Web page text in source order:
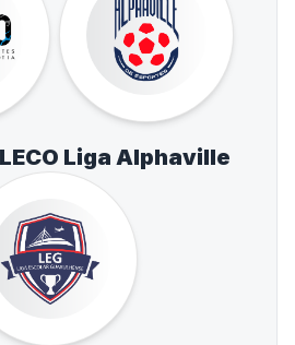
Liga Alphaville